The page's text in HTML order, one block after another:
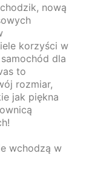
nową
korzyści w
dla
to
rozmiar,
jak piękna
wchodzą w